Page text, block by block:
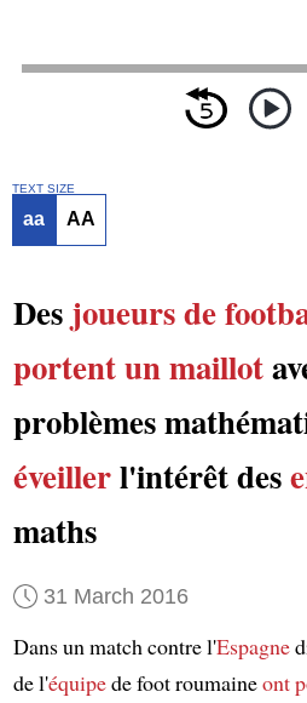
TEXT SIZE
aa AA
Des joueurs de
portent un maillot
problèmes
éveillerl'intérêt des
maths
31 March 2016
Dans un match contre l'Espagne
de l'équipede foot roumaineont